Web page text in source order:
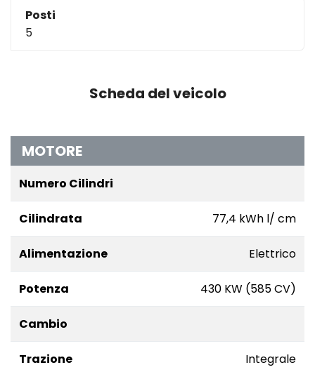
Posti
5
Scheda del veicolo
MOTORE
Numero Cilindri
Cilindrata 77,4 kWh l/ cm
Alimentazione Elettrico
Potenza 430 KW (585 CV)
Cambio
Trazione Integrale